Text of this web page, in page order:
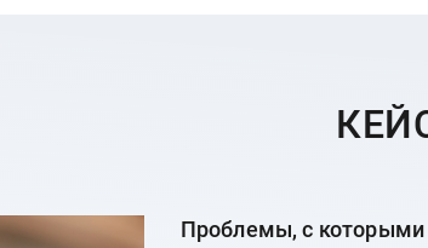
Проблемы, с которыми